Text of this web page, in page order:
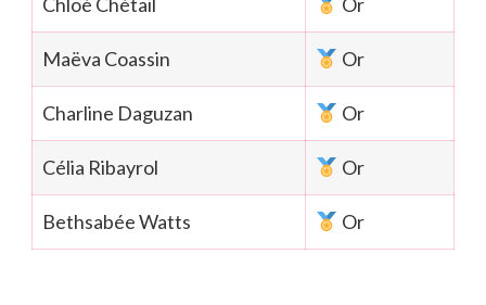
Maëva Coassin Or
Charline Daguzan Or
Célia Ribayrol Or
Bethsabée Watts Or